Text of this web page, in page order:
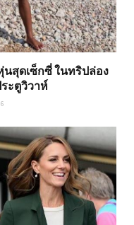
นสุดเซ็กซี่ ในทริปล่อง
ะตูวิวาห์